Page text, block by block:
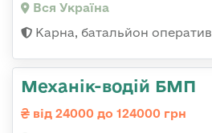
Вся Україна
Карна, батальйон
Механік-водій БМП
від 24000 до 124000 грн